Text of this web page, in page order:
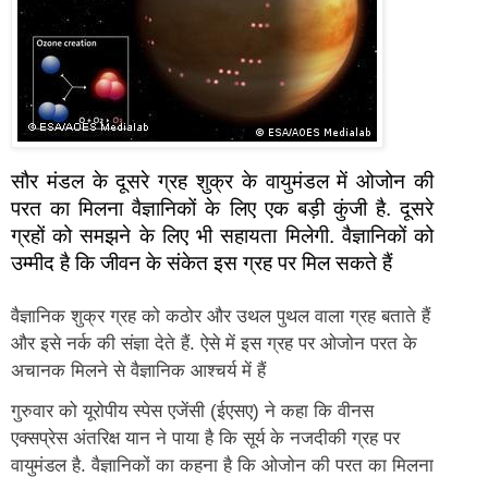
सौर मंडल के दूसरे ग्रह शुक्र के वायुमंडल में ओजोन की
परत का मिलना वैज्ञानिकों के लिए एक बड़ी कुंजी है. दूसरे
ग्रहों को समझने के लिए भी सहायता मिलेगी. वैज्ञानिकों को
उम्मीद है कि जीवन के संकेत इस ग्रह पर मिल सकते हैं
वैज्ञानिक शुक्र ग्रह को कठोर और उथल पुथल वाला ग्रह बताते हैं
और इसे नर्क की संज्ञा देते हैं. ऐसे में इस ग्रह पर ओजोन परत के
अचानक मिलने से वैज्ञानिक आश्चर्य में हैं
गुरुवार को यूरोपीय स्पेस एजेंसी (ईएसए) ने कहा कि वीनस
एक्सप्रेस अंतरिक्ष यान ने पाया है कि सूर्य के नजदीकी ग्रह पर
वायुमंडल है. वैज्ञानिकों का कहना है कि ओजोन की परत का मिलना